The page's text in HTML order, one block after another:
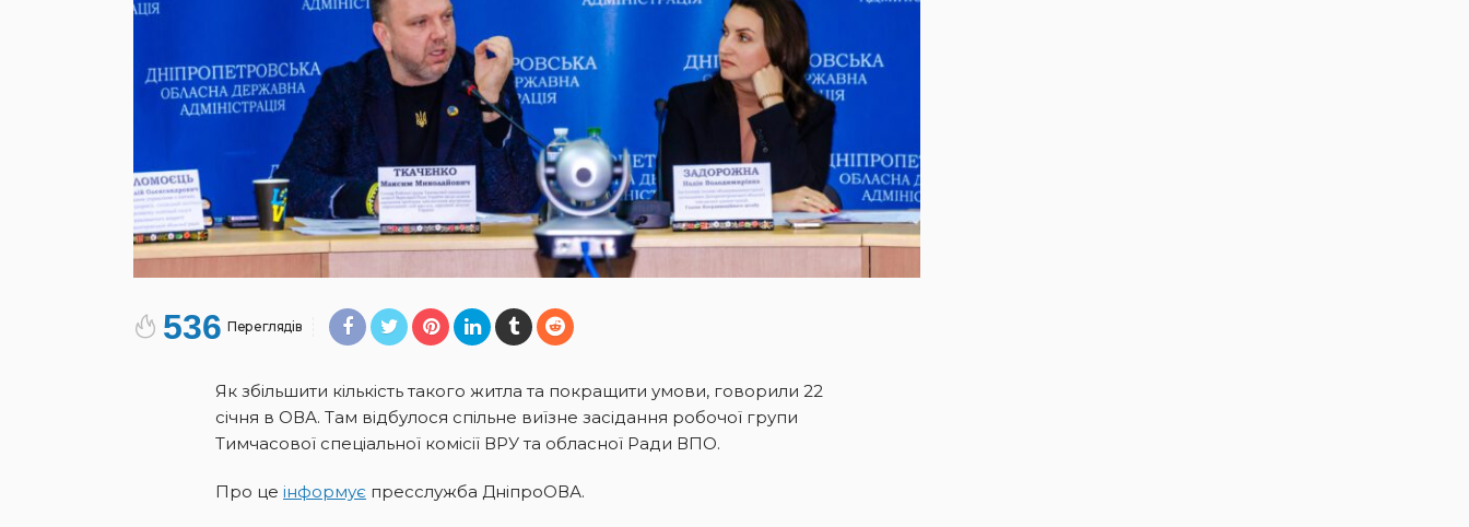
536 Переглядів
Як збільшити кількість такого житла та покращити умови, говорили 22
січня в ОВА. Там відбулося спільне виїзне засідання робочої групи
Тимчасової спеціальної комісії ВРУ та обласної Ради ВПО.
Про це інформує пресслужба ДніпроОВА.